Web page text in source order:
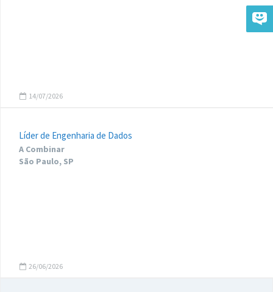
14/07/2026
Líder de Engenharia de Dados
A Combinar
São Paulo, SP
26/06/2026